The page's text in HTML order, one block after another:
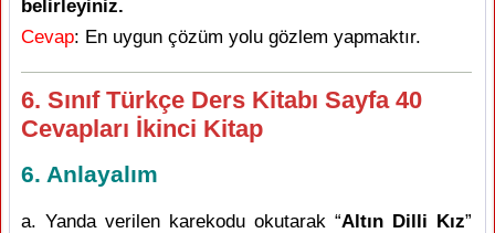
belirleyiniz.
Cevap: En uygun çözüm yolu gözlem yapmaktır.
6. Sınıf Türkçe Ders Kitabı Sayfa 40
Cevapları İkinci Kitap
6. Anlayalım
a. Yanda verilen karekodu okutarak “Altın Dilli Kız”